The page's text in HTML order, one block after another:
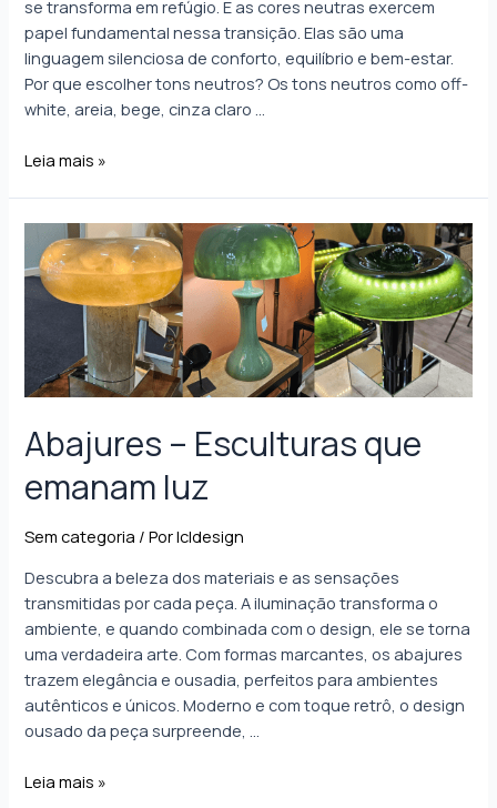
se transforma em refúgio. E as cores neutras exercem
papel fundamental nessa transição. Elas são uma
linguagem silenciosa de conforto, equilíbrio e bem-estar.
Por que escolher tons neutros? Os tons neutros como off-
white, areia, bege, cinza claro …
Leia mais »
Abajures – Esculturas que
emanam luz
Sem categoria / Porlcldesign
Descubra a beleza dos materiais e as sensações
transmitidas por cada peça. A iluminação transforma o
ambiente, e quando combinada com o design, ele se torna
uma verdadeira arte. Com formas marcantes, os abajures
trazem elegância e ousadia, perfeitos para ambientes
autênticos e únicos. Moderno e com toque retrô, o design
ousado da peça surpreende, …
Leia mais »